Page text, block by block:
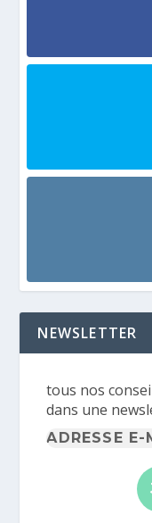
NEWSLETTER
tous nos
dans une